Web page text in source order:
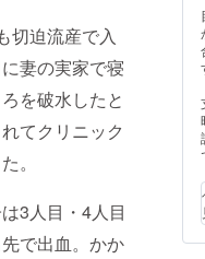
切迫流産で入
妻の実家で寝
を破水したと
てクリニック
。
3人目・4人目
で出血。かか